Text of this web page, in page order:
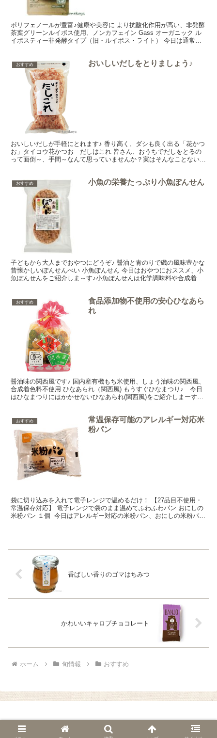
ポリフェノールが豊富♪健康や美容に より抗酸化作用が高い、非発酵
茶葉グリーンルイボス使用、ノンカフェイン Gass オーガニック ル
イボスティー非発酵タイプ（旧・ルイボス・ライト） 今日は通常の
おすすめ おいしいだしをとりましょう♪
おいしいだしが手軽にとれます♪ 香り高く、ダシも良く出る「花かつ
お」タイコウ花かつお だしはこれ 皆さん、おうちでだしをとるの
って面倒～、手間～なんて思っていませんか？実はそんなことないん
おすすめ 小魚の栄養たっぷり小魚ぽんせん
子どもから大人までおやつにどうぞ♪ 醤油と青のりで磯の風味豊かな
昔懐かしいぽんせんべい 小魚ぽんせん 今日はおやつにおススメ、小
魚ぽんせんをご紹介しま～す♪小魚ぽんせんは化学調味料や合成着色
おすすめ
食品添加物不使用の安心ひなあら
れ
醤油味の関西風です♪ 国内産有機もち米使用、しょう油味の関西風、
合成着色料不使用 ひなあられ（関西風) もうすぐひなまつり♪ 今日
はひなまつりにはかかせないひなあられ(関西風)をご紹介しまーす
おすすめ
常温保存可能のアレルギー対応米
粉パン
袋に切り込みを入れて電子レンジで温めるだけ！ 【27品目不使用・
常温保存対応】 電子レンジで袋のまま温めてふわふわパン おにしの
米粉パン １個 今日はアレルギー対応の米粉パン、おにしの米粉パン
香ばしい香りのゴマはちみつ
かわいいキャロブチョコレート
ホーム 旬情報 おすすめ
© 2010 自然食品・有機米かねこや Pick Up!.